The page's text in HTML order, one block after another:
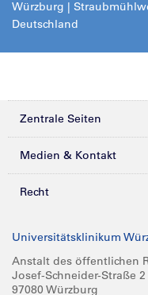
Würzburg |
Deutschland
Zentrale Seiten
Kliniken & Zentren
Forschung
Karriere
Medien & Kontakt
Presse
Glossar
Recht
Compliance
Impressum
Universitätsklinikum
Anstalt des öffentlichen
Josef-Schneider-Straße 2
97080 Würzburg